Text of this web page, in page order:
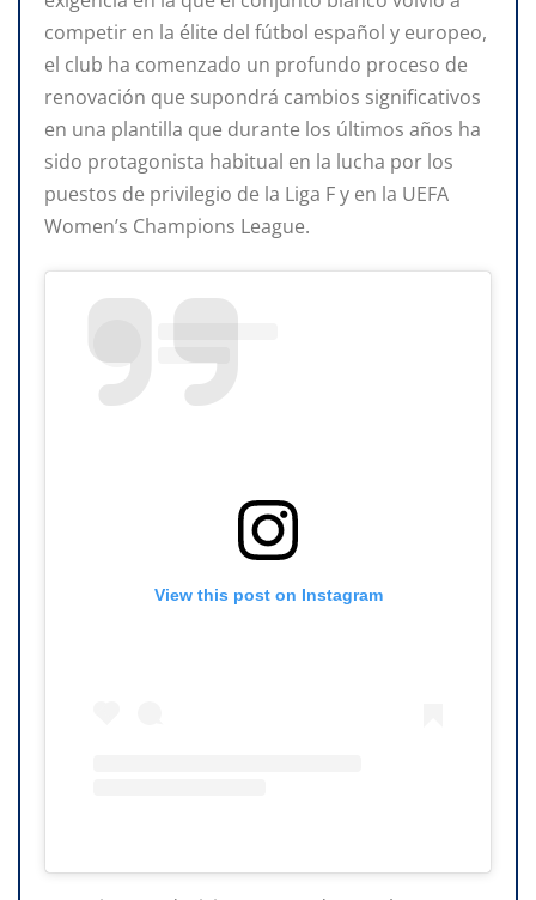
competir en la élite del fútbol español y europeo,
el club ha comenzado un profundo proceso de
renovación que supondrá cambios significativos
en una plantilla que durante los últimos años ha
sido protagonista habitual en la lucha por los
puestos de privilegio de la Liga F y en la UEFA
Women’s Champions League.
View this post on Instagram